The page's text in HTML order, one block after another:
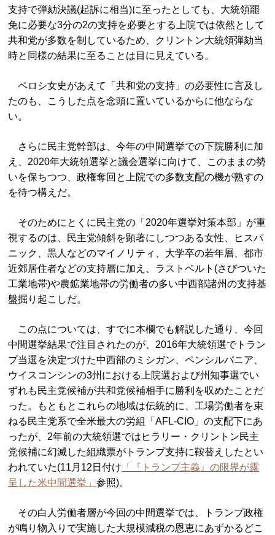
支持で弾劾決議(起訴に相当)に至ったとしても、大統領罷
免に必要な3分の2の支持を必要とする上院では依然として
共和党が多数を制しているため、クリントン大統領弾劾当
時と同様の結果に至ることは目に見えている。
ペロシ女史があえて「共和党の支持」の必要性に言及し
たのも、こうした点を念頭に置いているからに他ならな
い。
さらに民主党幹部は、今年の中間選挙での下院勝利に加
え、2020年大統領選挙と議会選挙に向けて、このままの勢
いを保ちつつ、政権奪回と上院での多数支配の機が熟すの
を待つ構えだ。
そのためにとくに民主党の「2020年選挙対策本部」が重
視するのは、民主党傾斜を顕著にしつつある女性、ヒスパ
ニック、黒人などのマイノリティ、大学卒の若年層、都市
近郊居住者などの支持層に加え、ラストベルト(さびついた
工業地帯)や農鉱業地帯の労働者の多い中西部諸州の支持基
盤掘り起こしだ。
この点については、すでに本欄でも解説した通り、今回
中間選挙結果で注目されたのが、2016年大統領選でトラン
プ当選を決定づけた中西部のミシガン、ペンシルバニア、
ウイスコンシンの3州における上院選および州知事選でい
ずれも民主党候補が共和党候補相手に勝利を収めたことだ
った。もともとこれらの地域は伝統的に、工場労働者を束
ねる民主党系で全米最大の労組「AFL-CIO」の支配下にあ
ったが、2年前の大統領選ではヒラリー・クリントン民主
党候補に幻滅した組織票がトランプ支持に鞍替えしたとい
われていた(11月12日付け 「『トランプ主義』の限界が露
呈した米中間選挙」参照)。
その白人労働者層が今回の中間選挙では、トランプ政権
が鳴り物入りで実施した大規模減税の恩恵にあずかるどこ